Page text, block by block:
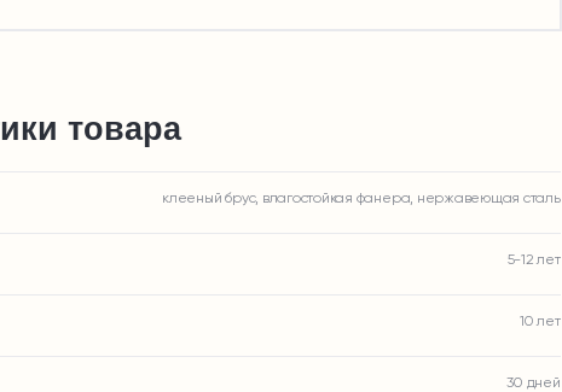
товара
клееный брус, влагостойкая фанера, нержавеющая сталь
5-12 лет
10 лет
30 дней